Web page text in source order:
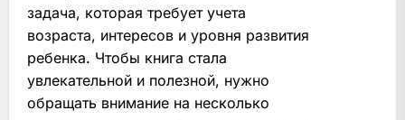
задача, которая требует учета
возраста, интересов и уровня развития
ребенка. Чтобы книга стала
увлекательной и полезной, нужно
обращать внимание на несколько